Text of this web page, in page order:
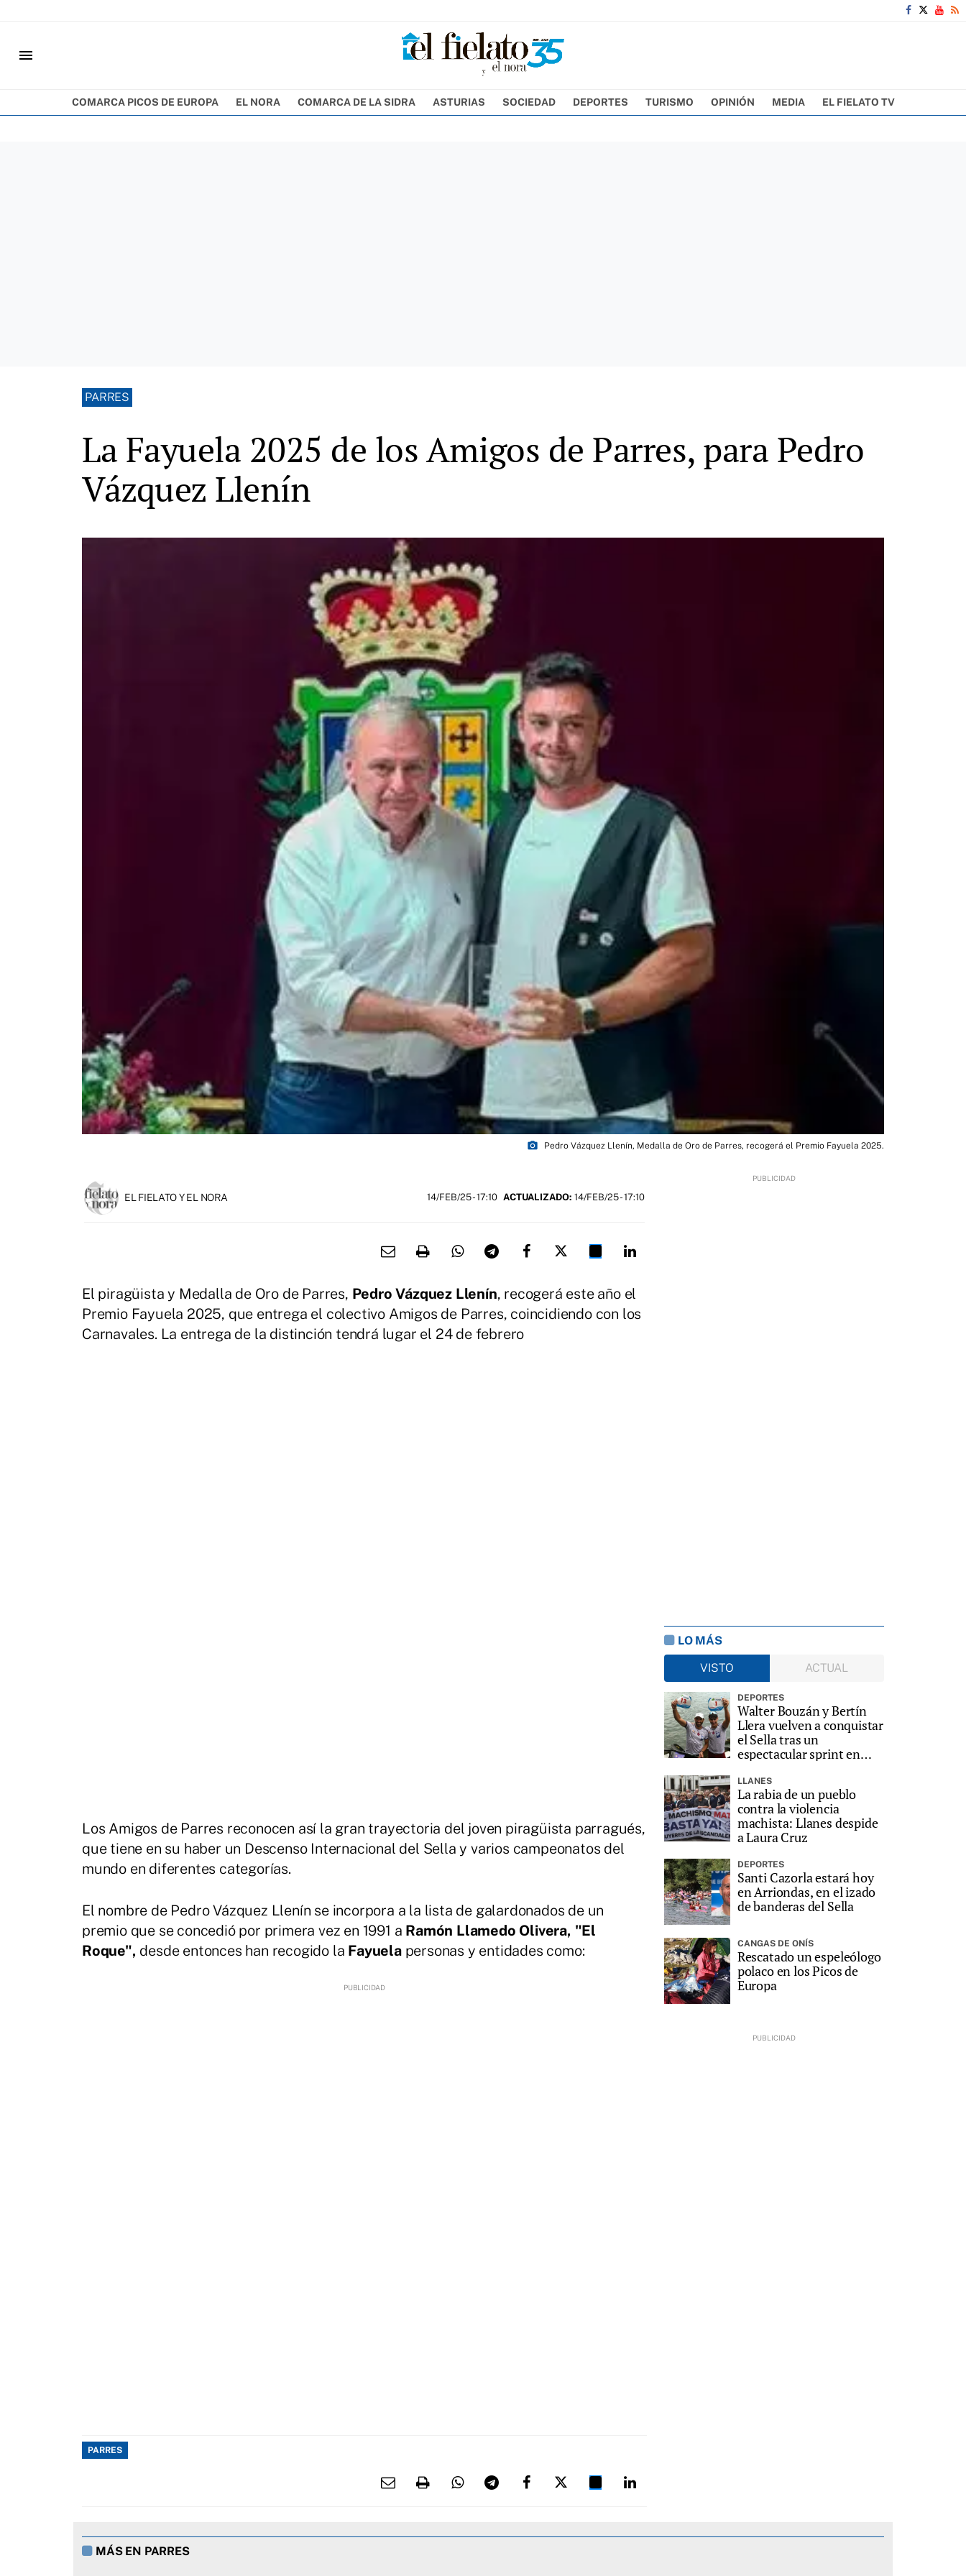
menu
COMARCA PICOS DE EUROPA EL NORA COMARCA DE LA SIDRA ASTURIAS SOCIEDAD DEPORTES TURISMO OPINIÓN MEDIA EL FIELATO TV
PARRES
La Fayuela 2025 de los Amigos de Parres, para Pedro
Vázquez Llenín
photo_camera Pedro Vázquez Llenín, Medalla de Oro de Parres, recogerá el Premio Fayuela 2025.
EL FIELATO Y EL NORA 14/FEB/25- 17:10 ACTUALIZADO: 14/FEB/25 - 17:10
El piragüista y Medalla de Oro de Parres, Pedro Vázquez Llenín, recogerá este año el
Premio Fayuela 2025, que entrega el colectivo Amigos de Parres, coincidiendo con los
Carnavales. La entrega de la distinción tendrá lugar el 24 de febrero
Los Amigos de Parres reconocen así la gran trayectoria del joven piragüista parragués,
que tiene en su haber un Descenso Internacional del Sella y varios campeonatos del
mundo en diferentes categorías.
El nombre de Pedro Vázquez Llenín se incorpora a la lista de galardonados de un
premio que se concedió por primera vez en 1991 a Ramón Llamedo Olivera, "El
Roque", desde entonces han recogido la Fayuelapersonas y entidades como:
PARRES
LO MÁS
VISTO
ACTUAL
DEPORTES
Walter Bouzán y Bertín
Llera vuelven a conquistar
el Sella tras un
espectacular sprint en
LLANES
La rabia de un pueblo
contra la violencia
machista: Llanes despide
a Laura Cruz
DEPORTES
Santi Cazorla estará hoy
en Arriondas, en el izado
de banderas del Sella
CANGAS DE ONÍS
Rescatado un espeleólogo
polaco en los Picos de
Europa
MÁS EN PARRES